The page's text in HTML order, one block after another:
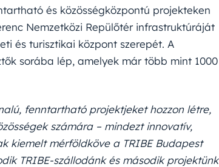
és közösségközpontú projekteken
Nemzetközi Repülőtér infrastruktúráját
és turisztikai központ szerepét. A
sorába lép, amelyek már több mint 1000
fenntartható projektjeket hozzon létre,
számára – mindezt innovatív,
kiemelt mérföldköve a TRIBE Budapest
TRIBE-szállodánk és második projektünk